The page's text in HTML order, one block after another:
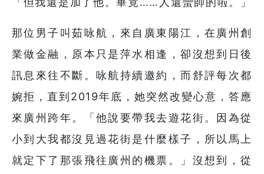
那位男子叫茹咏航，來自廣東陽江，在廣州創
業做金融，原本只是萍水相逢，卻沒想到日後
訊息來往不斷。咏航持續邀約，而舒評每次都
婉拒，直到2019年底，她突然改變心意，答應
來廣州跨年。「他說要帶我去遊花街。因為從
小到大我都沒見過花街是什麼樣子，所以馬上
就定下了那張飛往廣州的機票。」沒想到，從